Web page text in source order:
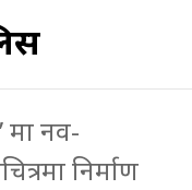
मा नव-
निर्माण